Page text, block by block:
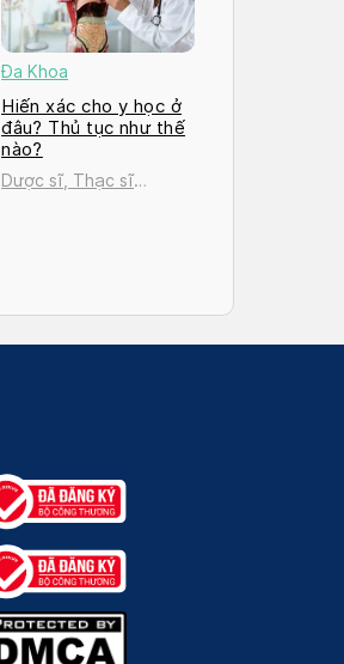
Đa Khoa
Hiến xác cho y học ở
đâu? Thủ tục như thế
nào?
Dược sĩ, Thạc sĩ